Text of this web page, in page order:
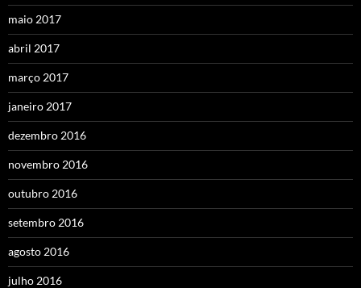
maio 2017
abril 2017
março 2017
janeiro 2017
dezembro 2016
novembro 2016
outubro 2016
setembro 2016
agosto 2016
julho 2016